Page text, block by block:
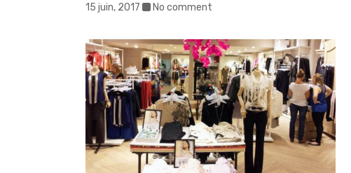
15 juin, 2017 No comment